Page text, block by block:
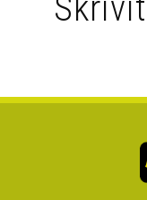
Petra
Petra